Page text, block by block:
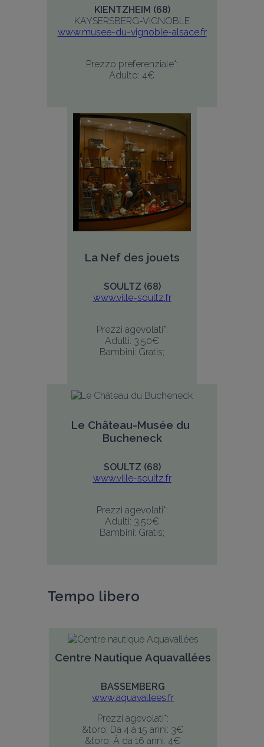
KIENTZHEIM (68)
KAYSERSBERG-VIGNOBLE
www.musee-du-vignoble-alsace.fr
Prezzo preferenziale*:
Adulto: 4€
La Nef des jouets
SOULTZ (68)
www.ville-soultz.fr
Prezzi agevolati*:
Adulti: 3,50€
Bambini: Gratis;
Le Château-Musée du
Bucheneck
SOULTZ (68)
www.ville-soultz.fr
Prezzi agevolati*:
Adulti: 3,50€
Bambini: Gratis;
Tempo libero
Centre Nautique Aquavallées
BASSEMBERG
www.aquavallees.fr
Prezzi agevolati*:
&toro; Da 4 à 15 anni: 3€
&toro; À da 16 anni: 4€